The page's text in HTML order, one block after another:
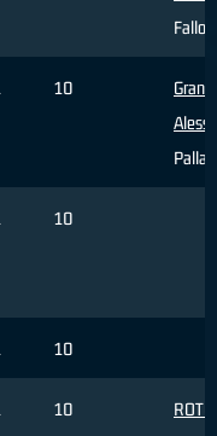
Fallo
10
Palla
10
10
10